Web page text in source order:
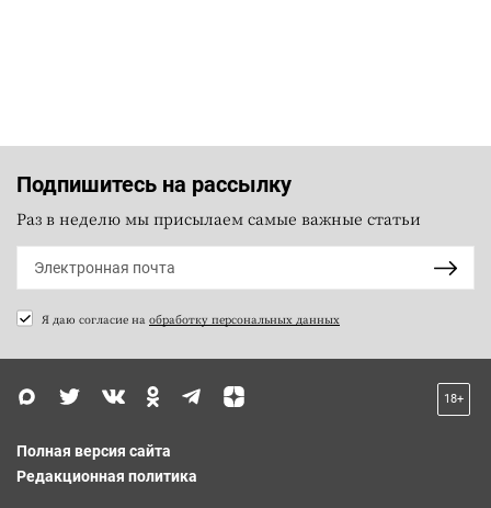
Подпишитесь на рассылку
Раз в неделю мы присылаем самые важные статьи
Я даю согласие на обработку персональных данных
18+
Полная версия сайта
Редакционная политика